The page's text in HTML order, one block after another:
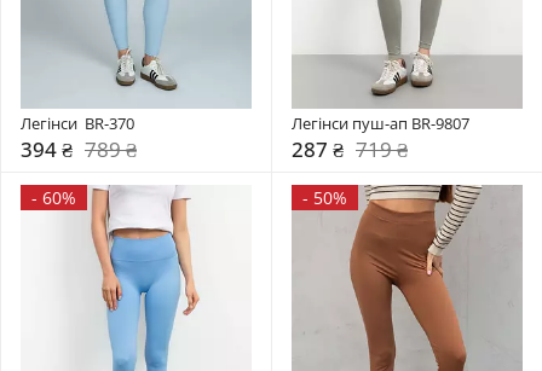
Легінси  BR-370
394 ₴ 789 ₴
Легінси пуш-ап BR-9807
287 ₴ 719 ₴
- 60% - 50%